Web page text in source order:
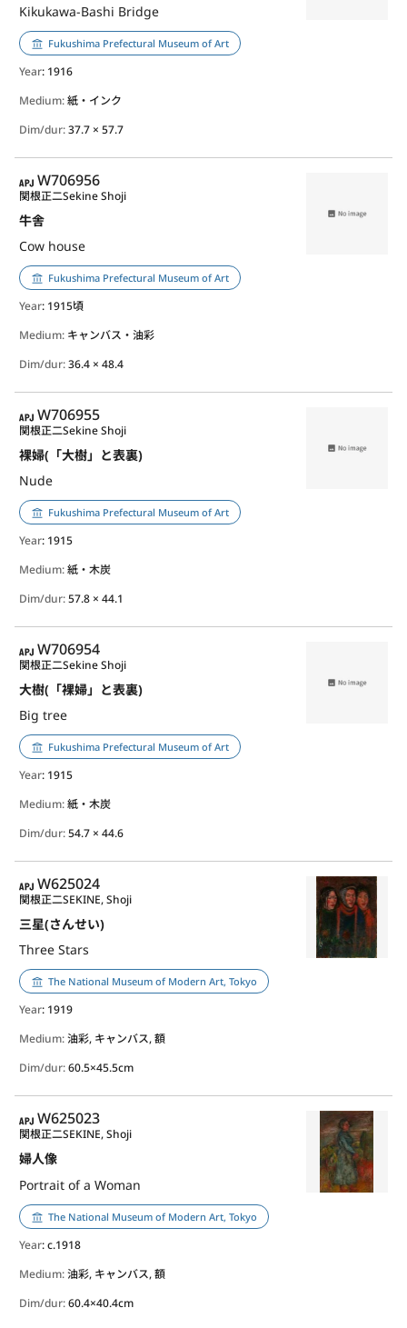
Kikukawa-Bashi Bridge
Fukushima Prefectural Museum of Art
Year: 1916
Medium:紙・インク
Dim/dur:37.7 × 57.7
APJ
W706956
牛舎
Cow house
関根正二Sekine Shoji
Fukushima Prefectural Museum of Art
Year: 1915頃
Medium: キャンバス・油彩
Dim/dur:36.4 × 48.4
APJ
W706955
裸婦(「大樹」と表裏)
Nude
関根正二Sekine Shoji
Fukushima Prefectural Museum of Art
Year: 1915
Medium:紙・木炭
Dim/dur:57.8 × 44.1
APJ
W706954
大樹(「裸婦」と表裏)
Big tree
関根正二Sekine Shoji
Fukushima Prefectural Museum of Art
Year: 1915
Medium:紙・木炭
Dim/dur:54.7 × 44.6
APJ
W625024
三星(さんせい)
Three Stars
関根正二SEKINE, Shoji
The National Museum of Modern Art, Tokyo
Year: 1919
Medium:油彩, キャンバス, 額
Dim/dur:60.5×45.5cm
APJ
W625023
婦人像
Portrait of a Woman
関根正二SEKINE, Shoji
The National Museum of Modern Art, Tokyo
Year: c.1918
Medium:油彩, キャンバス, 額
Dim/dur:60.4×40.4cm